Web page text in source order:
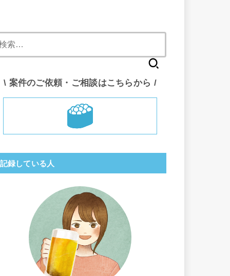
\ 案件のご依頼・ご相談はこちらから /
記録している人